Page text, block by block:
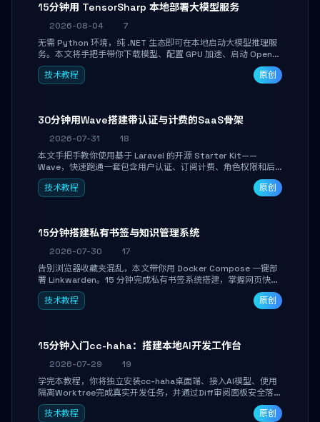
15分钟用 TensorSharp 本地部署大模型服务
2026-08-04
7
无需 Python 环境，纯 .NET 生态即可在本地启动大模型推理服
务。本文将手把手带你下载模型、配置 GPU 加速、启动 OpenAI
兼容 API，并在 C# 业务代码中无缝调用。数据不出网，零门槛
搞定本地 LLM 部署。
技术教程 原创
30分钟用Wave搭建带认证与计费的SaaS骨架
2026-07-31
18
本文手把手教你使用基于 Laravel 的开源 Starter Kit——
Wave，快速跑通一套包含用户认证、订阅计费、角色权限和后
台管理的完整 SaaS 骨架。附带 Stripe 测试支付对接与自定义
业务页面开发实战，助你省去重复基建时间，将精力聚焦于核心
技术教程 原创
15分钟搭建私有书签与知识管理系统
2026-07-30
17
告别浏览器收藏夹混乱，本文带你用 Docker Compose 一键部
署 Linkwarden。15 分钟完成私有书签系统搭建，掌握网页快照
归档、高亮批注、分类管理与全文搜索。适合开发者与知识工作
者打造个人知识库，资料统一归档，随时检索。
技术教程 原创
15分钟入门cc-haha：搭建本地AI开发工作台
2026-07-29
19
学完本教程，你将独立安装cc-haha桌面端、接入AI模型、使用
隔离Worktree完成真实开发任务，并通过Diff审阅面板安全落地
AI代码改写。告别终端黑盒操作，让AI在沙箱环境中工作，你只
做审阅和决策。
技术教程 原创